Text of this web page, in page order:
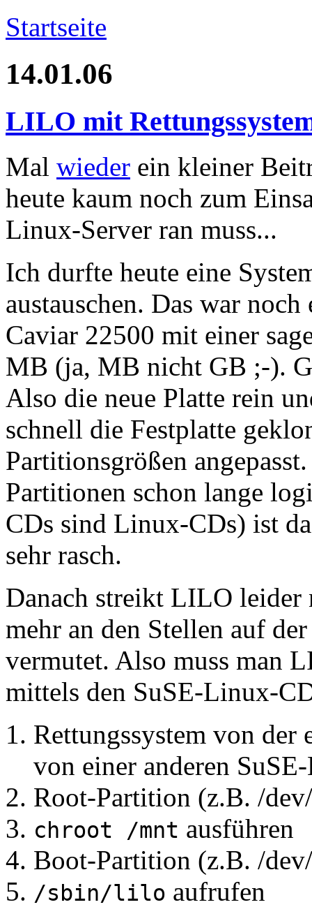
Startseite
14.01.06
LILO mit
Mal wieder ein kleiner
heute kaum noch zum
Linux-Server ran muss...
Ich durfte heute eine
austauschen. Das war
Caviar 22500 mit einer
MB (ja, MB nicht GB ;-).
Also die neue Platte rein
schnell die Festplatte
Partitionsgrößen
Partitionen schon lange
CDs sind Linux-CDs) ist
sehr rasch.
Danach streikt LILO leider
mehr an den Stellen auf
vermutet. Also muss man
mittels den SuSE-Linux-
Rettungssystem von der
von einer anderen
Root-Partition (z.B. /
chroot /mnt ausführen
Boot-Partition (z.B. /
/sbin/lilo aufrufen